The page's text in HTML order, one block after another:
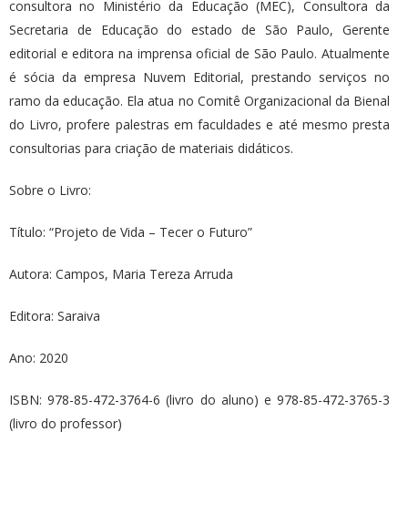
consultora no Ministério da Educação (MEC), Consultora da
Secretaria de Educação do estado de São Paulo, Gerente
editorial e editora na imprensa oficial de São Paulo. Atualmente
é sócia da empresa Nuvem Editorial, prestando serviços no
ramo da educação. Ela atua no Comitê Organizacional da Bienal
do Livro, profere palestras em faculdades e até mesmo presta
consultorias para criação de materiais didáticos.
Sobre o Livro:
Título: “Projeto de Vida – Tecer o Futuro”
Autora: Campos, Maria Tereza Arruda
Editora: Saraiva
Ano: 2020
ISBN: 978-85-472-3764-6 (livro do aluno) e 978-85-472-3765-3
(livro do professor)